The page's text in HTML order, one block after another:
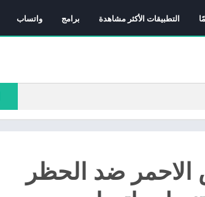
التطبيقات الأكثر مشاهدة برامج واتساب
الاحمر ضد الحظر